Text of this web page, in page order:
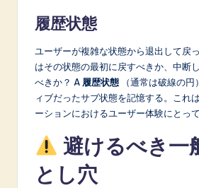
履歴状態
ユーザーが複雑な状態から退出して戻
はその状態の最初に戻すべきか、中断
べきか？ A 履歴状態 （通常は破線の
ィブだったサブ状態を記憶する。これ
ーションにおけるユーザー体験にとっ
避けるべき一
とし穴